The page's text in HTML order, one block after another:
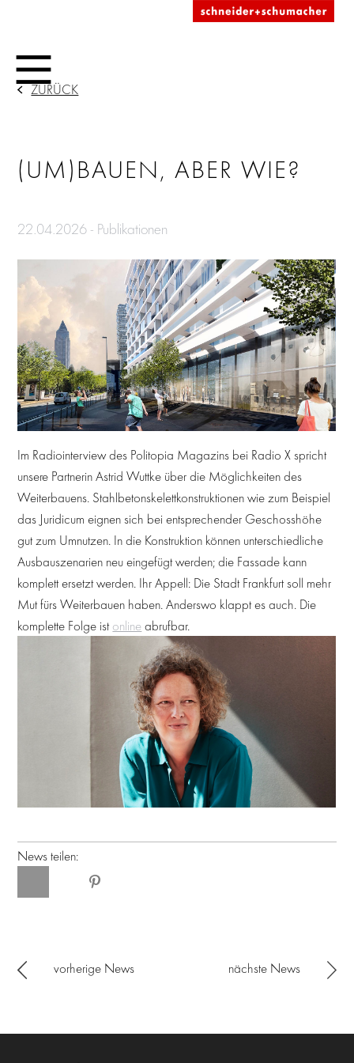
ZURÜCK
(UM)BAUEN, ABER WIE?
22.04.2026 - Publikationen
Im Radiointerview des Politopia Magazins bei Radio X spricht
unsere Partnerin Astrid Wuttke über die Möglichkeiten des
Weiterbauens. Stahlbetonskelettkonstruktionen wie zum Beispiel
das Juridicum eignen sich bei entsprechender Geschosshöhe
gut zum Umnutzen. In die Konstruktion können unterschiedliche
Ausbauszenarien neu eingefügt werden; die Fassade kann
komplett ersetzt werden. Ihr Appell: Die Stadt Frankfurt soll mehr
Mut fürs Weiterbauen haben. Anderswo klappt es auch. Die
komplette Folge istonline abrufbar.
News teilen:
vorherige News nächste News